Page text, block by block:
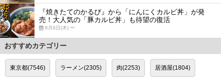
『焼きたてのかるび』から「にんにくカルビ丼」が発
売！大人気の「豚カルビ丼」も待望の復活
8月6日(木) 〜
おすすめカテゴリー
東京都(7546) ラーメン(2305) 肉(2253) 居酒屋(1804)